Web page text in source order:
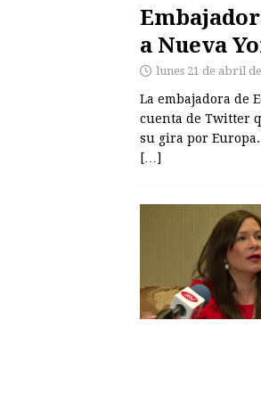
a Nueva
lunes 21 de abril
La embajadora de
cuenta de Twitter
su gira por Europa.
[…]